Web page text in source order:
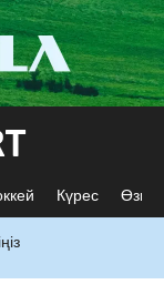
Күрес Өзге